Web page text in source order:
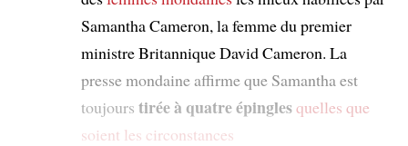
Samantha Cameron, la femme du premier
ministre Britannique David Cameron. La
presse mondaine affirme que Samantha est
toujours tirée à quatre épinglesquelles que
soient les circonstances